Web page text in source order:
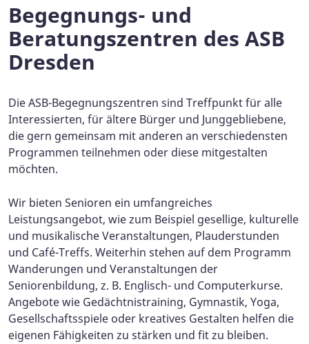
Begegnungs- und
Beratungszentren des ASB
Dresden
Die ASB-Begegnungszentren sind Treffpunkt für alle
Interessierten, für ältere Bürger und Junggebliebene,
die gern gemeinsam mit anderen an verschiedensten
Programmen teilnehmen oder diese mitgestalten
möchten.
Wir bieten Senioren ein umfangreiches
Leistungsangebot, wie zum Beispiel gesellige, kulturelle
und musikalische Veranstaltungen, Plauderstunden
und Café-Treffs. Weiterhin stehen auf dem Programm
Wanderungen und Veranstaltungen der
Seniorenbildung, z. B. Englisch- und Computerkurse.
Angebote wie Gedächtnistraining, Gymnastik, Yoga,
Gesellschaftsspiele oder kreatives Gestalten helfen die
eigenen Fähigkeiten zu stärken und fit zu bleiben.